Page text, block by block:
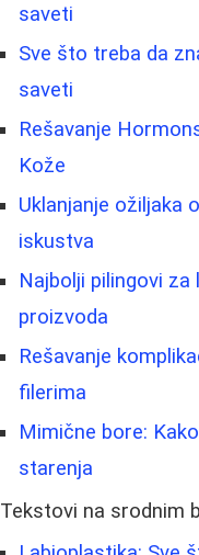
saveti
Sve što treba da
saveti
Rešavanje
Kože
Uklanjanje ožiljaka
iskustva
Najbolji pilingovi
proizvoda
Rešavanje
filerima
Mimične bore:
starenja
Tekstovi na srodnim